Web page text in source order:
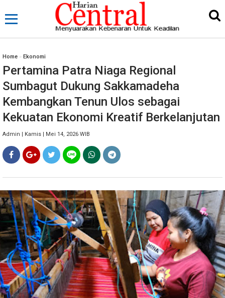
Home » Ekonomi
Pertamina Patra Niaga Regional
Sumbagut Dukung Sakkamadeha
Kembangkan Tenun Ulos sebagai
Kekuatan Ekonomi Kreatif Berkelanjutan
Admin | Kamis | Mei 14, 2026 WIB